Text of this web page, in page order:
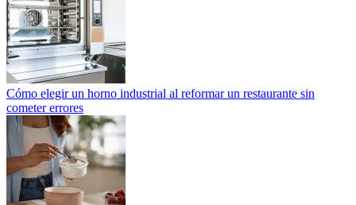
Cómo elegir un horno industrial al reformar un restaurante sin
cometer errores